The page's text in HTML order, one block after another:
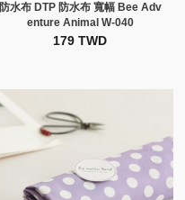
防水布 DTP 防水布 寬幅 Bee Adv
enture Animal W-040
179 TWD